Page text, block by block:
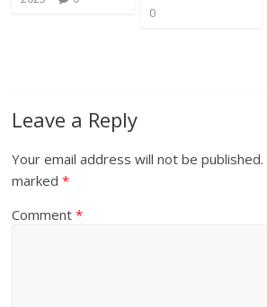
0
Leave a Reply
Your email address will not be published.
marked*
Comment*